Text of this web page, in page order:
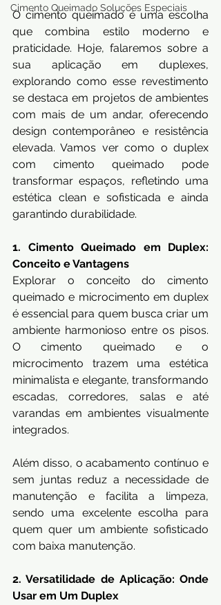
Cimento Queimado Soluções Especiais
O cimento queimado é uma escolha
que combina estilo moderno e
praticidade. Hoje, falaremos sobre a
sua aplicação em duplexes,
explorando como esse revestimento
se destaca em projetos de ambientes
com mais de um andar, oferecendo
design contemporâneo e resistência
elevada. Vamos ver como o duplex
com cimento queimado pode
transformar espaços, refletindo uma
estética clean e sofisticada e ainda
garantindo durabilidade.
1. Cimento Queimado em Duplex:
Conceito e Vantagens
Explorar o conceito do cimento
queimado e microcimento em duplex
é essencial para quem busca criar um
ambiente harmonioso entre os pisos.
O cimento queimado e o
microcimento trazem uma estética
minimalista e elegante, transformando
escadas, corredores, salas e até
varandas em ambientes visualmente
integrados.
Além disso, o acabamento contínuo e
sem juntas reduz a necessidade de
manutenção e facilita a limpeza,
sendo uma excelente escolha para
quem quer um ambiente sofisticado
com baixa manutenção.
2. Versatilidade de Aplicação: Onde
Usar em Um Duplex